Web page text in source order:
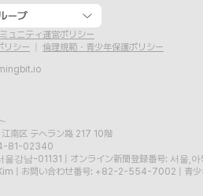
ープ
ュニティ運営ポリシー
リシー
倫理規範・青少年保護ポリシー
南区 テヘラン路 217 10階
81-02340
울강남-01131
オンライン新聞登録番号: 서울,
お問い合わせ番号: +82-2-554-7002 青